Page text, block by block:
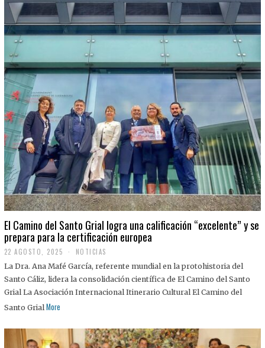
El Camino del Santo Grial logra una calificación “excelente” y se
prepara para la certificación europea
22 AGOSTO, 2025
2
A
G
O
S
2
NOTICIAS
La Dra. Ana Mafé García, referente mundial en la protohistoria del
Santo Cáliz, lidera la consolidación científica de El Camino del Santo
Grial La Asociación Internacional Itinerario Cultural El Camino del
Santo Grial More